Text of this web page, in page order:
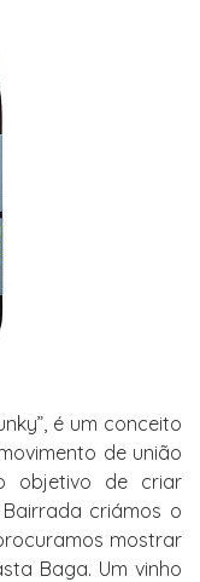
é um conceito
de união
objetivo de criar
criámos o
mostrar
Baga. Um vinho